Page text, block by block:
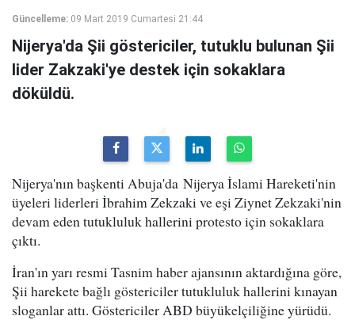
Güncelleme: 09 Mart 2019 Cumartesi 21:44
Nijerya'da Şii göstericiler, tutuklu bulunan Şii
lider Zakzaki'ye destek için sokaklara
döküldü.
Nijerya'nın başkenti Abuja'da Nijerya İslami Hareketi'nin
üyeleri liderleri İbrahim Zekzaki ve eşi Ziynet Zekzaki'nin
devam eden tutukluluk hallerini protesto için sokaklara
çıktı.
İran'ın yarı resmi Tasnim haber ajansının aktardığına göre,
Şii harekete bağlı göstericiler tutukluluk hallerini kınayan
sloganlar attı. Göstericiler ABD büyükelçiliğine yürüdü.